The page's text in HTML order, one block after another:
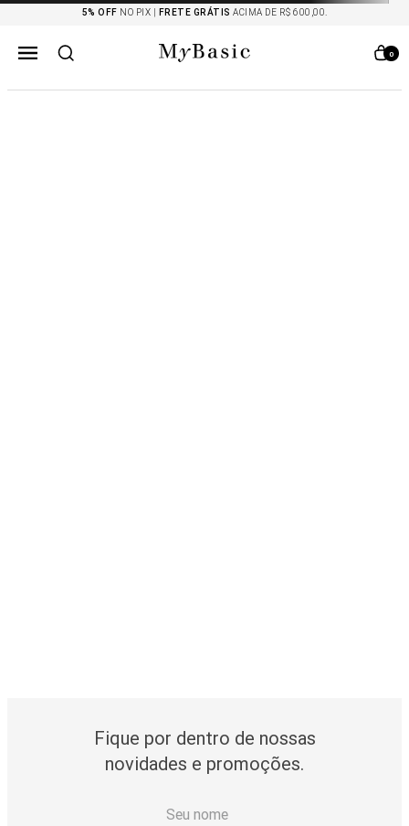
5% OFF NO PIX | FRETE GRÁTIS ACIMA DE R$ 600,00.
0
Fique por dentro de nossas
novidades e promoções.